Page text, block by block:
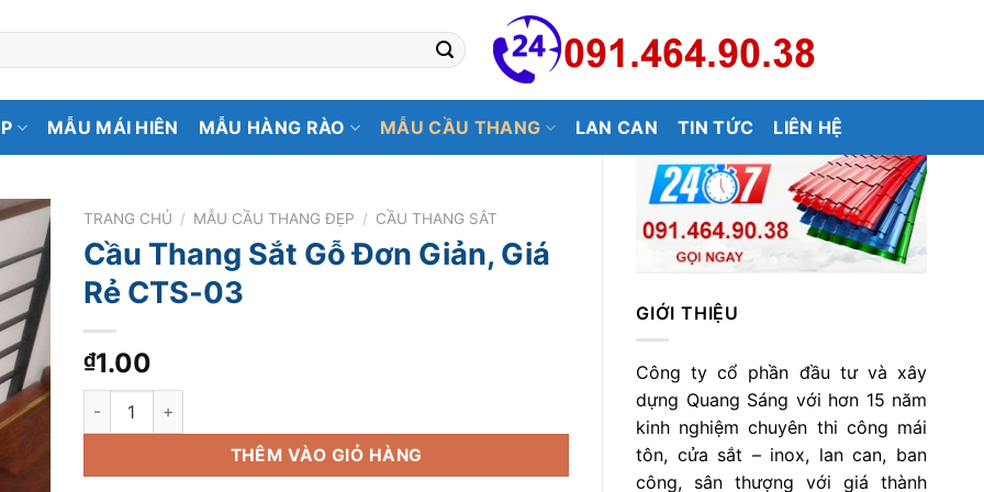
MẪU MÁI HIÊN MẪU HÀNG RÀO MẪU CẦU THANG LAN CAN TIN TỨC LIÊN HỆ
GIỚI THIỆU
Công ty cổ phần đầu tư và xây
dựng Quang Sáng với hơn 15 năm
kinh nghiệm chuyên thi công mái
tôn, cửa sắt – inox, lan can, ban
công, sân thượng với giá thành
TRANG CHỦ / MẪU CẦU THANG ĐẸP / CẦU THANG SẮT
Cầu Thang Sắt Gỗ Đơn Giản, Giá
Rẻ CTS-03
₫1.00
Cầu Thang Sắt Gỗ Đơn Giản, Giá Rẻ CTS-03 số lượng
THÊM VÀO GIỎ HÀNG